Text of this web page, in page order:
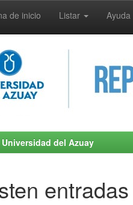
de inicio Listar Ayuda
del Azuay